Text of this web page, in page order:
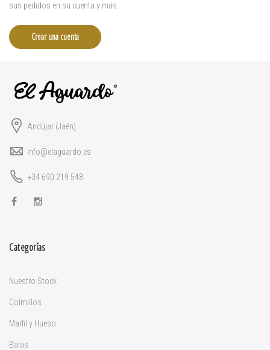
sus pedidos en su cuenta y más.
Crear una cuenta
Andújar (Jaén)
info@elaguardo.es
+34 690 219 548
Categorías
Nuestro Stock
Colmillos
Marfil y Hueso
Balas